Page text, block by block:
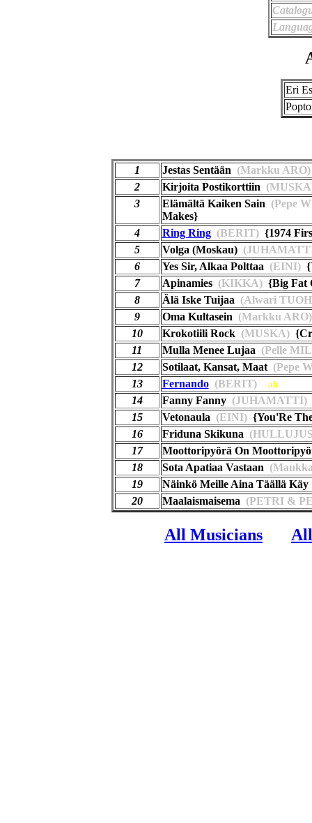
Eri
1 Jestas Sentään (Markku ARO)
2
Kirjoita Postikorttiin
3
Elämältä Kaiken Sain (Pepe
Makes}
4
Ring Ring(BERIT){1974
5
Volga (Moskau)
6
Yes Sir, Alkaa Polttaa (EINI)
7
Apinamies(KIKKA){Big Fat
8
Älä Iske Tuijaa (Alwari
9
Oma Kultasein (Markku ARO)
10
Krokotiili Rock(MUSKA)
11
Mulla Menee Lujaa (Pelle
12
Sotilaat, Kansat, Maat(Pepe
13
Fernando(BERIT) ab
14 Fanny Fanny(JUHAMATTI)
15
Vetonaula (EINI){You'Re
16
Friduna Skikuna
17
Moottoripyörä On
18
Sota Apatiaa Vastaan
19
Näinkö Meille Aina Täällä Käy
20
Maalaismaisema (PETRI &
All Musicians